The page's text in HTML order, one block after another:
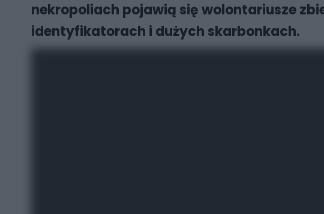
nekropoliach pojawią się wolontariusze
identyfikatorach i dużych skarbonkach.